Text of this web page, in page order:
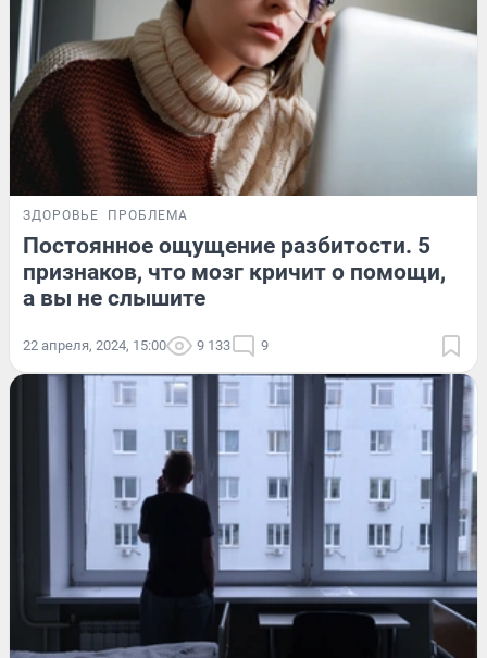
ЗДОРОВЬЕ ПРОБЛЕМА
Постоянное ощущение разбитости. 5
признаков, что мозг кричит о помощи,
а вы не слышите
22 апреля, 2024, 15:00 9 133 9